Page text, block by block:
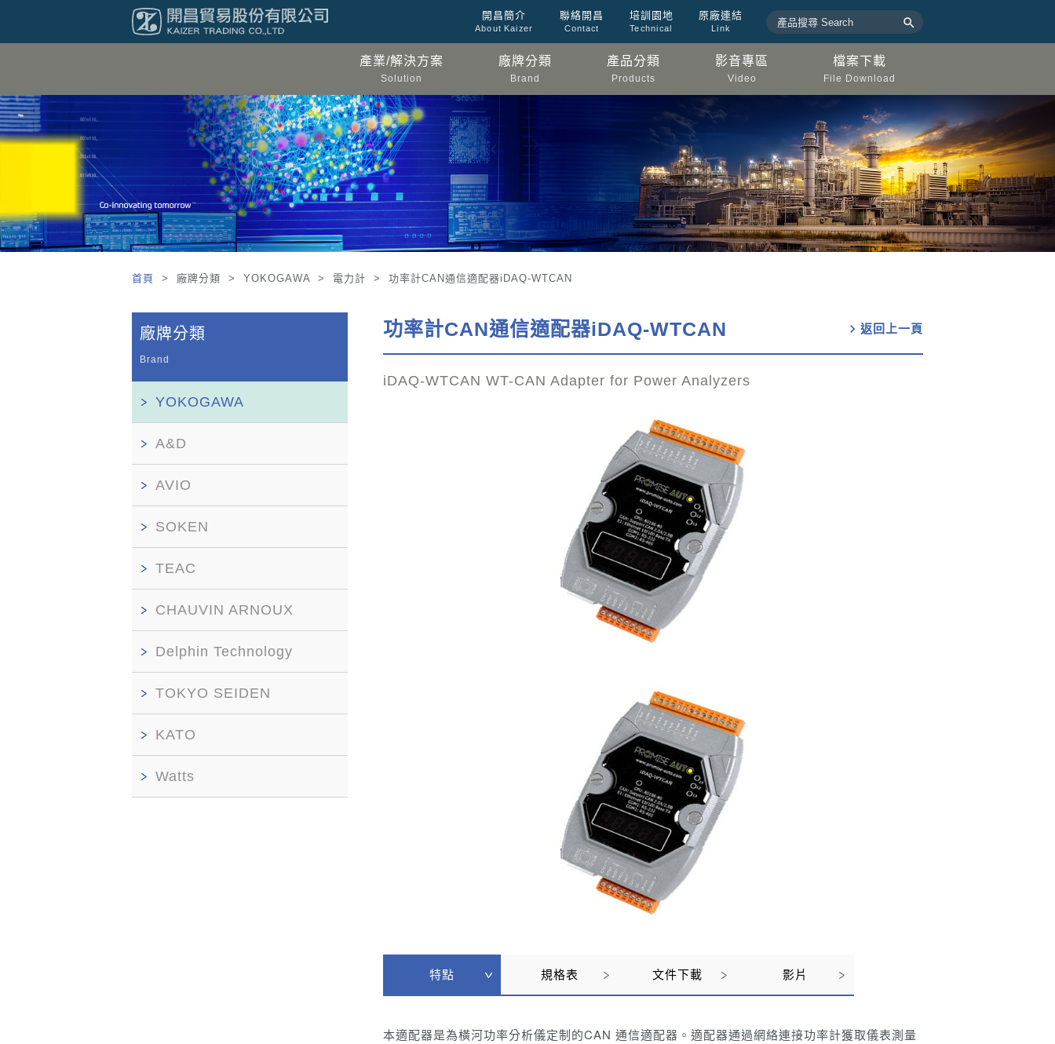
開昌簡介
About Kaizer
聯絡開昌
Contact
培訓園地
Technical
原廠連結
Link 
產業/解決方案
Solution
廠牌分類
Brand
產品分類
Products
影音專區
Video
檔案下載
File Download
首頁 > 廠牌分類 > YOKOGAWA > 電力計 > 功率計CAN通信適配器iDAQ-WTCAN
廠牌分類
Brand
YOKOGAWA
A&D
AVIO
SOKEN
TEAC
CHAUVIN ARNOUX
Delphin Technology
TOKYO SEIDEN
KATO
Watts
功率計CAN通信適配器iDAQ-WTCAN chevron_right
iDAQ-WTCAN WT-CAN Adapter for Power Analyzers
特點 規格表 文件下載 影片
本適配器是為橫河功率分析儀定制的CAN 通信適配器。 適配器通過網絡連接功率計獲取儀表測量